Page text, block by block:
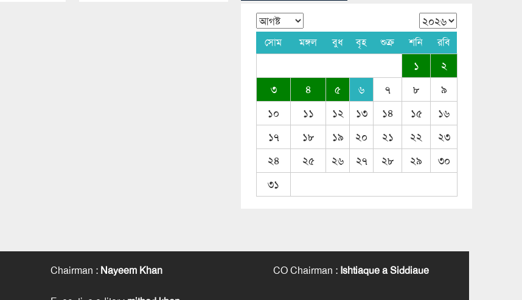
সোম মঙ্গল বুধ বৃহ শুক্র শনি রবি
১
২
৩
৪ ৫ ৬ ৭ ৮
৯
১০
১১ ১২ ১৩ ১৪ ১৫
১৬
১৭
১৮ ১৯ ২০ ২১ ২২
২৩
২৪
২৫ ২৬ ২৭ ২৮ ২৯
৩০
৩১
Chairman : Nayeem Khan CO Chairman : Ishtiaque a Siddiaue